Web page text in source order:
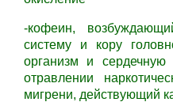
-кофеин,
систему и кору
организм и
отравлении
мигрени, действующий